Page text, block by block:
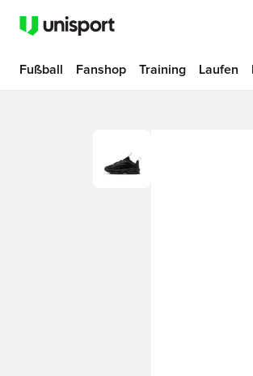
Fußball Fanshop Training Laufen